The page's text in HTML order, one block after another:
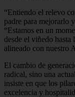
“Entiendo el relevo
padre para mejorarlo
“Estamos en un
desde el viñedo hasta
alineado con nuestro
El cambio de
radical, sino una
insiste en que los
excelencia y